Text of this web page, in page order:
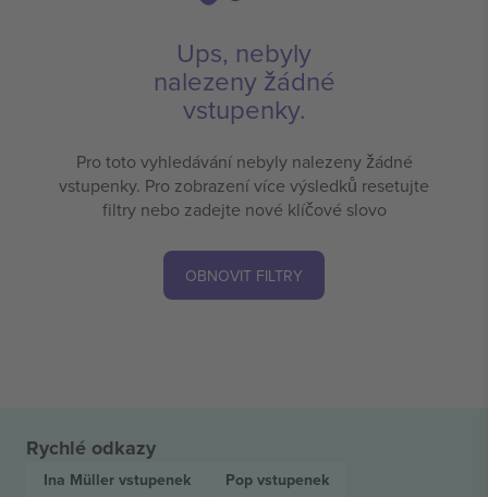
Ups, nebyly
nalezeny žádné
vstupenky.
Pro toto vyhledávání nebyly nalezeny žádné
vstupenky. Pro zobrazení více výsledků resetujte
filtry nebo zadejte nové klíčové slovo
OBNOVIT FILTRY
Rychlé odkazy
Ina Müller vstupenek Pop vstupenek